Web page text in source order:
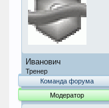
Иванович
Тренер
Команда форума
Модератор